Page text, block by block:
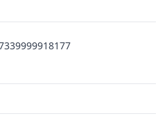
kr. 109,00.